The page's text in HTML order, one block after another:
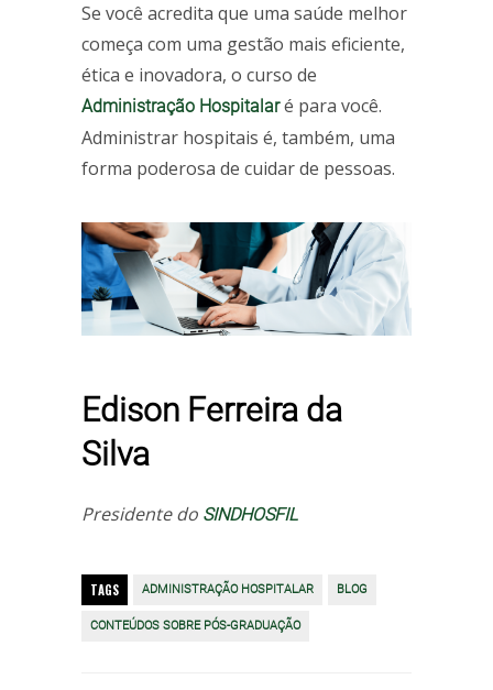
Se você acredita que uma saúde melhor
começa com uma gestão mais eficiente,
ética e inovadora, o curso de
Administração Hospitalaré para você.
Administrar hospitais é, também, uma
forma poderosa de cuidar de pessoas.
Edison Ferreira da
Silva
Presidente do SINDHOSFIL
TAGS ADMINISTRAÇÃO HOSPITALAR BLOG
CONTEÚDOS SOBRE PÓS-GRADUAÇÃO